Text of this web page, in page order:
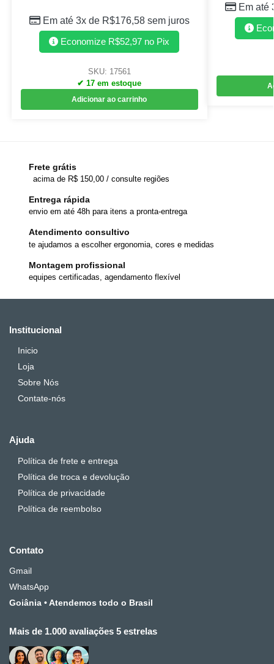
Em até 3x de R$176,58sem juros
Economize R$52,97 no Pix
SKU: 17561
✔ 17 em estoque
Adicionar ao carrinho
Em até
Frete grátis
acima de R$ 150,00 / consulte regiões
Entrega rápida
envio em até 48h para itens a pronta-entrega
Atendimento consultivo
te ajudamos a escolher ergonomia, cores e medidas
Montagem profissional
equipes certificadas, agendamento flexível
Institucional
Inicio
Loja
Sobre Nós
Contate-nós
Ajuda
Política de frete e entrega
Política de troca e devolução
Política de privacidade
Política de reembolso
Contato
Gmail
WhatsApp
Goiânia • Atendemos todo o Brasil
Mais de 1.000 avaliações 5 estrelas